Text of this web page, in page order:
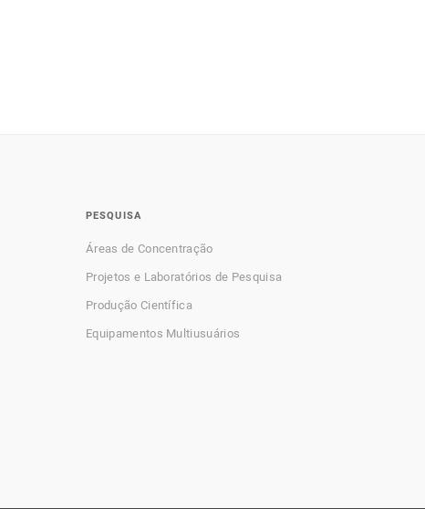
PESQUISA
Áreas de Concentração
Projetos e Laboratórios de Pesquisa
Produção Científica
Equipamentos Multiusuários